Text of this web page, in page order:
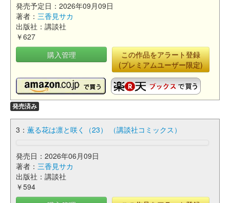
発売予定日：2026年09月09日
著者： 三香見サカ
出版社：講談社
￥627
購入管理
この作品をアラート登録
(プレミアムユーザー限定)
発売済み
3： 薫る花は凛と咲く（23） （講談社コミックス）
発売日：2026年06月09日
著者： 三香見サカ
出版社：講談社
￥594